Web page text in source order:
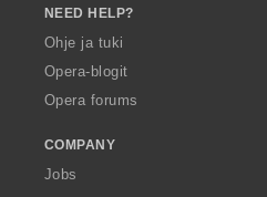
NEED HELP?
Ohje ja tuki
Opera-blogit
Opera forums
COMPANY
Jobs